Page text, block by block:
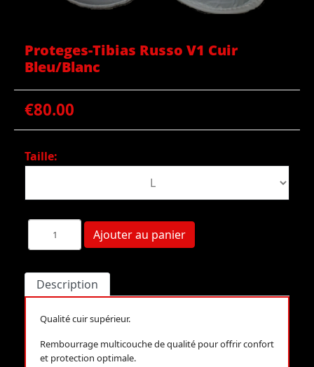
Proteges-Tibias Russo V1 Cuir
Bleu/Blanc
€80.00
Taille:
Description
Qualité cuir supérieur.
Rembourrage multicouche de qualité pour offrir confort
et protection optimale.